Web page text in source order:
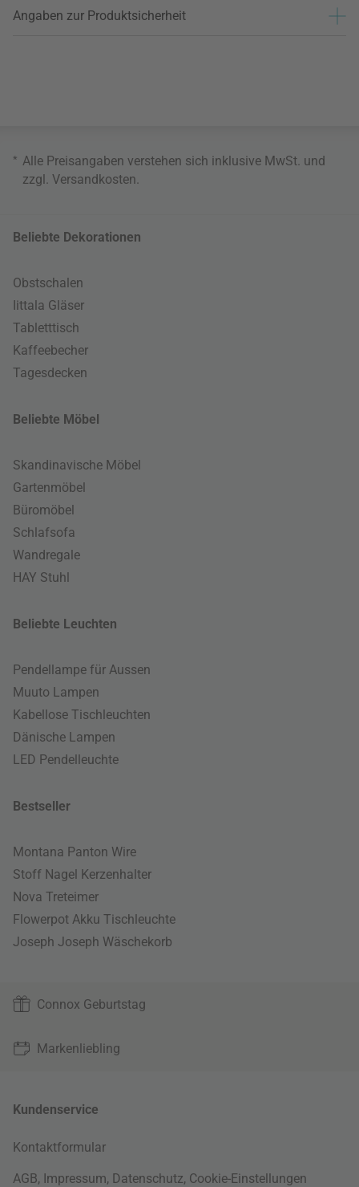
Angaben zur Produktsicherheit
* Alle Preisangaben verstehen sich inklusive MwSt. und
zzgl. Versandkosten
Beliebte Dekorationen
Obstschalen
Iittala Gläser
Tabletttisch
Kaffeebecher
Tagesdecken
Beliebte Möbel
Skandinavische Möbel
Gartenmöbel
Büromöbel
Schlafsofa
Wandregale
HAY Stuhl
Beliebte Leuchten
Pendellampe für Aussen
Muuto Lampen
Kabellose Tischleuchten
Dänische Lampen
LED Pendelleuchte
Bestseller
Montana Panton Wire
Stoff Nagel Kerzenhalter
Nova Treteimer
Flowerpot Akku Tischleuchte
Joseph Joseph Wäschekorb
Connox Geburtstag
Markenliebling
Kundenservice
Kontaktformular
AGB, Impressum, Datenschutz, Cookie-Einstellungen